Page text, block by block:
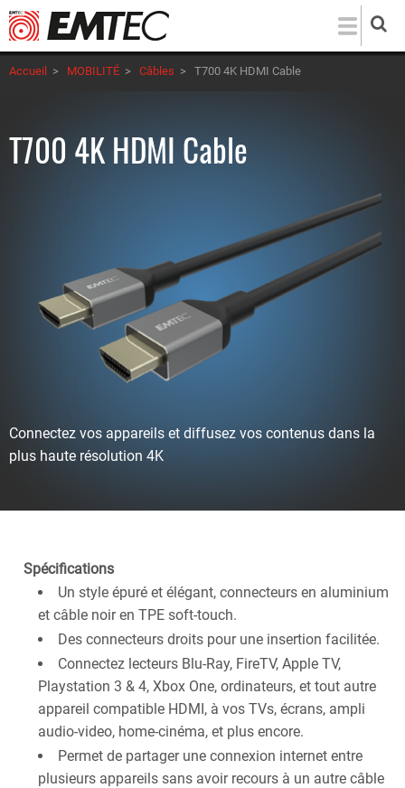
Aller
au
contenu
principal
Accueil > MOBILITÉ > Câbles > T700 4K HDMI Cable
T700 4K HDMI Cable
Connectez vos appareils et diffusez vos contenus dans la
plus haute résolution 4K
Spécifications
Un style épuré et élégant, connecteurs en aluminium
et câble noir en TPE soft-touch.
Des connecteurs droits pour une insertion facilitée.
Connectez lecteurs Blu-Ray, FireTV, Apple TV,
Playstation 3 & 4, Xbox One, ordinateurs, et tout autre
appareil compatible HDMI, à vos TVs, écrans, ampli
audio-video, home-cinéma, et plus encore.
Permet de partager une connexion internet entre
plusieurs appareils sans avoir recours à un autre câble